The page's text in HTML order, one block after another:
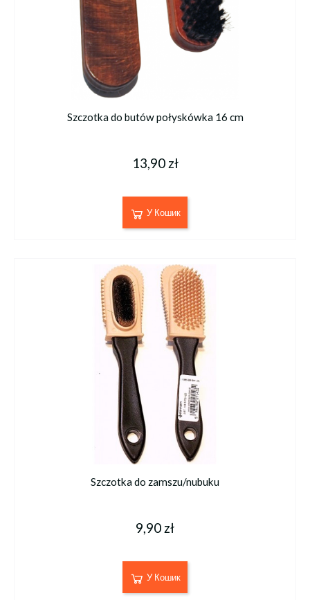
Szczotka do butów połyskówka 16 cm
13,90 zł
У Кошик
Szczotka do zamszu/nubuku
9,90 zł
У Кошик